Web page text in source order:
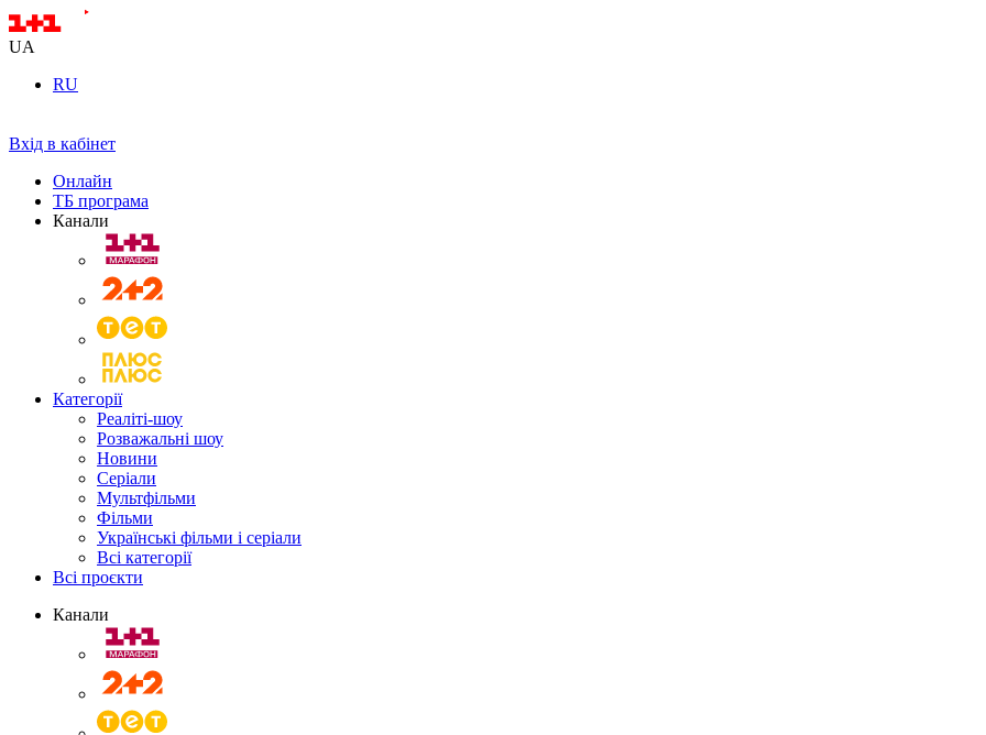
UA
RU
Вхід в кабінет
Онлайн
ТБ програма
Канали
Категорії
Реаліті-шоу
Розважальні шоу
Новини
Серіали
Мультфільми
Фільми
Українські фільми і серіали
Всі категорії
Всі проєкти
Канали